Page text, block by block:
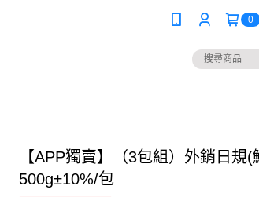
0
【APP獨賣】（3包組）外銷日規(
500g±10%/包